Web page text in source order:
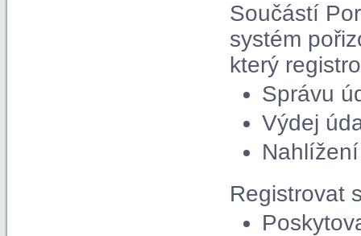
Součástí
systém
který
Správu
Výdej
Registrovat